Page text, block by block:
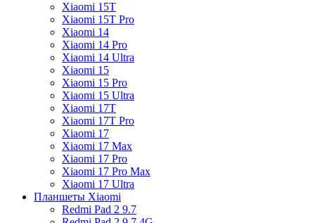
Xiaomi 15T
Xiaomi 15T Pro
Xiaomi 14
Xiaomi 14 Pro
Xiaomi 14 Ultra
Xiaomi 15
Xiaomi 15 Pro
Xiaomi 15 Ultra
Xiaomi 17T
Xiaomi 17T Pro
Xiaomi 17
Xiaomi 17 Max
Xiaomi 17 Pro
Xiaomi 17 Pro Max
Xiaomi 17 Ultra
Планшеты Xiaomi
Redmi Pad 2 9.7